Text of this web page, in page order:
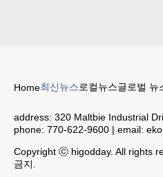
Home최신뉴스로컬뉴스글로벌 뉴
address: 320 Maltbie Industrial
phone: 770-622-9600 | email:
Copyright ⓒ higodday. All rights
금지.